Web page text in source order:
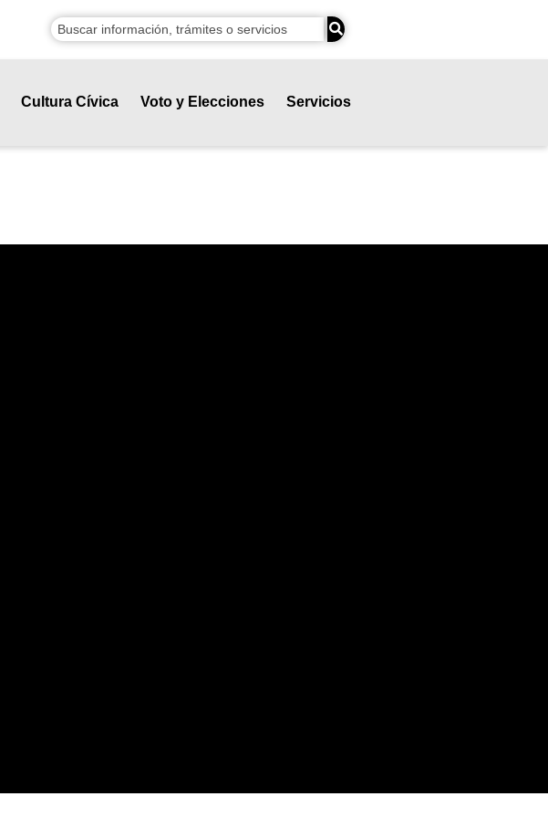
Cultura Cívica Voto y Elecciones Servicios